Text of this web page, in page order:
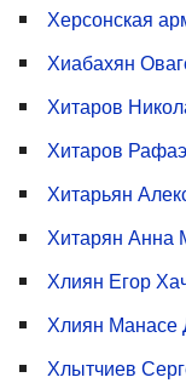
Херсонская
Хиабахян
Хитаров
Хитаров
Хитарьян
Хитарян Анна
Хлиян Егор
Хлиян Манасе
Хлытчиев